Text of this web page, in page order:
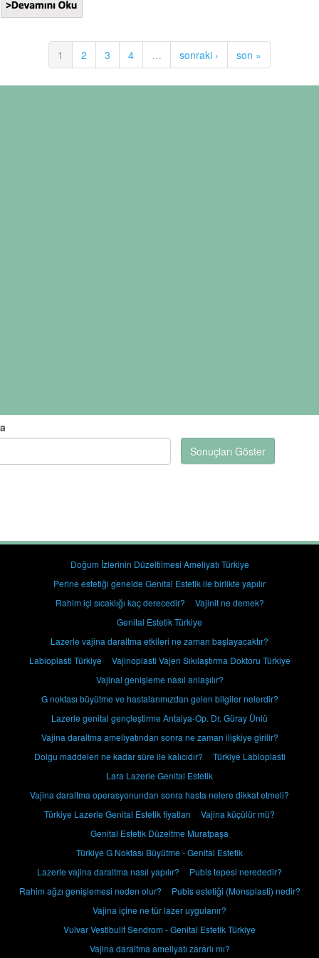
1 2 3 4 … sonraki › son »
Sonuçları Göster
Doğum İzlerinin Düzeltilmesi Ameliyatı Türkiye
Perine estetiği genelde Genital Estetik ile birlikte yapılır
Rahim içi sıcaklığı kaç derecedir?
Vajinit ne demek?
Genital Estetik Türkiye
Lazerle vajina daraltma etkileri ne zaman başlayacaktır?
Labioplasti Türkiye
Vajinoplasti Vajen Sıkılaştırma Doktoru Türkiye
Vajinal genişleme nasıl anlaşılır?
G noktası büyütme ve hastalarımızdan gelen bilgiler nelerdir?
Lazerle genital gençleştirme Antalya-Op. Dr. Güray Ünlü
Vajina daraltma ameliyatından sonra ne zaman ilişkiye girilir?
Dolgu maddeleri ne kadar süre ile kalıcıdır?
Türkiye Labioplasti
Lara Lazerle Genital Estetik
Vajina daraltma operasyonundan sonra hasta nelere dikkat etmeli?
Türkiye Lazerle Genital Estetik fiyatları
Vajina küçülür mü?
Genital Estetik Düzeltme Muratpaşa
Türkiye G Noktası Büyütme - Genital Estetik
Lazerle vajina daraltma nasıl yapılır?
Pubis tepesi nerededir?
Rahim ağzı genişlemesi neden olur?
Pubis estetiği (Monsplasti) nedir?
Vajina içine ne tür lazer uygulanır?
Vulvar Vestibulit Sendrom - Genital Estetik Türkiye
Vajina daraltma ameliyatı zararlı mı?